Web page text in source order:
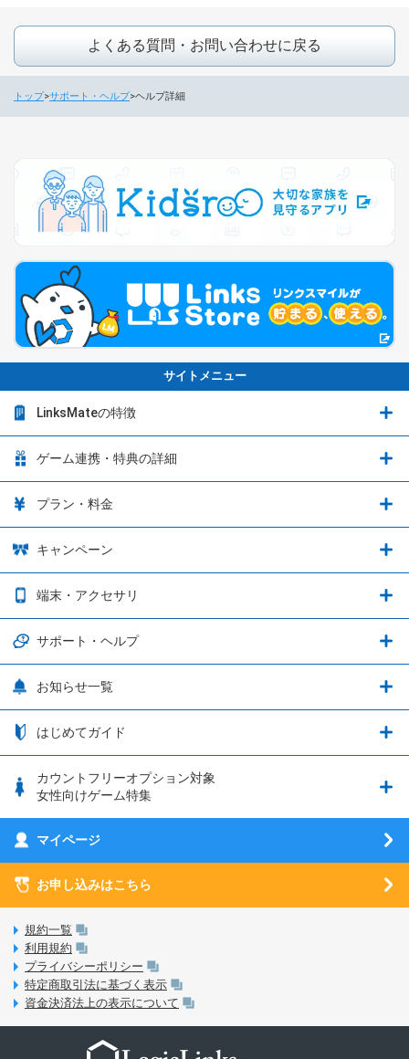
よくある質問・お問い合わせに戻る
トップ サポート・ヘルプ ヘルプ詳細
サイトメニュー
LinksMateの特徴
LinksMateの特徴
音声通話料金がもっとオトクに
データ通信容量繰り越し
通信エリアと通信速度状況
つながる端末保証
フィルタリングアプリ
5G回線オプションについて
LINE年齢認証について
LinksStoreについて
ゲーム連携・特典の詳細
ゲーム連携・特典の詳細
ブレイブソード×ブレイズソウル
ウマ娘 プリティーダービー
プリンセスコネクト！Re:Dive
釣り★スタ
ウマスクについて
プラン・料金
プラン・料金
3種類のSIMタイプ
日割り計算
キャンペーン
お得なキャンペーン実施中！
OPPO端末購入キャンペーン第5弾
端末・アクセサリ
端末・アクセサリ
iPhone利用について
動作確認済み端末一覧
サポート・ヘルプ
サポート・ヘルプ
nanoSIM･microSIM･通常SIMの初期設定方法
eSIMの初期設定方法
MVNOのギモンを解消！
3Dセキュアについて
未成年者の方のご契約
通信制限について
動作確認済み端末一覧
お知らせ一覧
お知らせ一覧
はじめてガイド
はじめてガイド
SIMサービスについて
SIMロック解除ガイド
LinksMateのサービスについて
LPについて
おすすめプラン
カウントフリーオプション対象
女性向けゲーム特集
刀剣乱舞-ONLINE- Pocket
あんさんぶるスターズ！！Music
マイページ
お申し込みはこちら
規約一覧
利用規約
プライバシーポリシー
特定商取引法に基づく表示
資金決済法上の表示について